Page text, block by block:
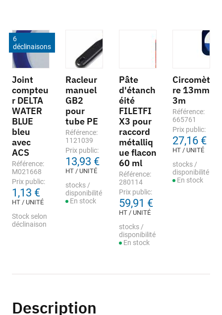
6
déclinaisons
Joint
compteu
r DELTA
WATER
BLUE
bleu
avec
ACS
Référence:
M021668
Prix public:
1,13 €
HT / UNITÉ
Stock selon
déclinaison
Racleur
manuel
GB2
pour
tube PE
Référence:
1121039
Prix public:
13,93 €
HT / UNITÉ
stocks /
disponibilité
En stock
Pâte
d'étanch
éité
FILETFI
X3 pour
raccord
métalliq
ue flacon
60 ml
Référence:
280114
Prix public:
59,91 €
HT / UNITÉ
stocks /
disponibilité
En stock
Circomèt
re 13mm
3m
Référence:
665761
Prix public:
27,16 €
HT / UNITÉ
stocks /
disponibilité
En stock
Description